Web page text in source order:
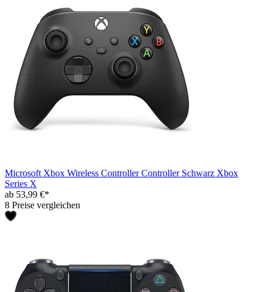
Microsoft Xbox Wireless Controller Controller Schwarz Xbox
Series X
ab 53,99 €*
8 Preise vergleichen